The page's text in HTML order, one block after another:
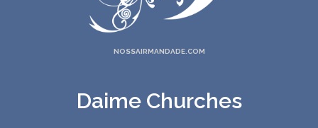
NOSSAIRMANDADE.COM
Daime Churches